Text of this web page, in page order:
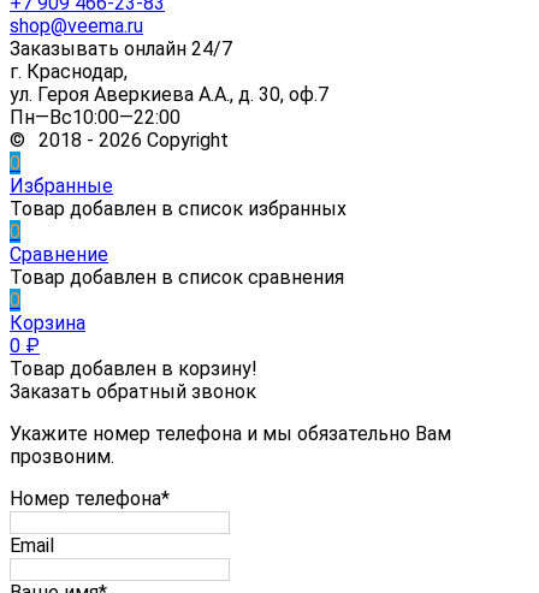
shop@veema.ru
Заказывать онлайн 24/7
г. Краснодар,
ул. Героя Аверкиева А.А., д. 30, оф.7
Пн—Вс10:00—22:00
© 2018 - 2026 Copyright
0
Избранные
Товар добавлен в список избранных
0
Сравнение
Товар добавлен в список сравнения
0
Корзина
0 ₽
Товар добавлен в корзину!
Заказать обратный звонок
Укажите номер телефона и мы обязательно Вам
прозвоним.
Номер телефона*
Email